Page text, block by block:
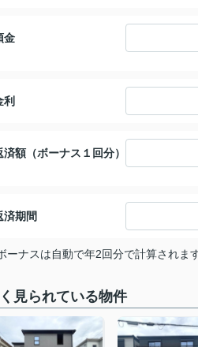
金
利
済額（ボーナス１回分）
済期間
ーナスは自動で年2回分で計算されます
見られている物件